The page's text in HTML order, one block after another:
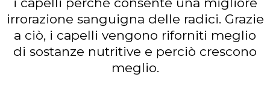
irrorazione sanguigna delle radici. Grazie
a ciò, i capelli vengono riforniti meglio
di sostanze nutritive e perciò crescono
meglio.